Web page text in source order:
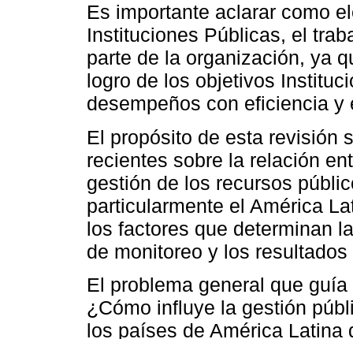
Es importante aclarar como
Instituciones Públicas, el
parte de la organización, ya
logro de los objetivos
desempeños con eficiencia y
El propósito de esta revisión
recientes sobre la relación
gestión de los recursos
particularmente el América
los factores que determinan
de monitoreo y los
El problema general que
¿Cómo influye la gestión
los países de América Latina